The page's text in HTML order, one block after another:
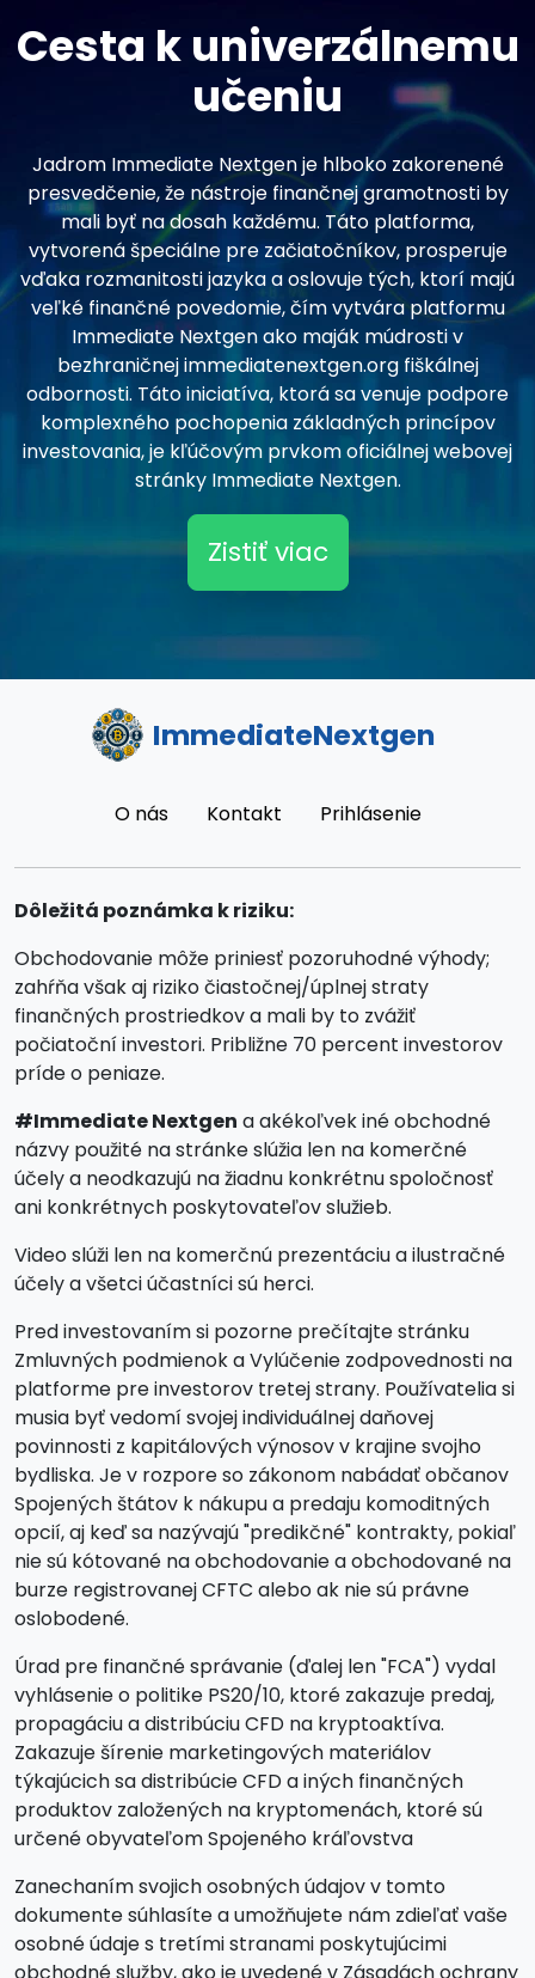
Cesta k univerzálnemu
učeniu
Jadrom Immediate Nextgen je hlboko zakorenené
presvedčenie, že nástroje finančnej gramotnosti by
mali byť na dosah každému. Táto platforma,
vytvorená špeciálne pre začiatočníkov, prosperuje
vďaka rozmanitosti jazyka a oslovuje tých, ktorí majú
veľké finančné povedomie, čím vytvára platformu
Immediate Nextgen ako maják múdrosti v
bezhraničnej immediatenextgen.org fiškálnej
odbornosti. Táto iniciatíva, ktorá sa venuje podpore
komplexného pochopenia základných princípov
investovania, je kľúčovým prvkom oficiálnej webovej
stránky Immediate Nextgen.
Zistiť viac
ImmediateNextgen
O nás Kontakt Prihlásenie
Dôležitá poznámka k riziku:
Obchodovanie môže priniesť pozoruhodné výhody;
zahŕňa však aj riziko čiastočnej/úplnej straty
finančných prostriedkov a mali by to zvážiť
počiatoční investori. Približne 70 percent investorov
príde o peniaze.
#Immediate Nextgen a akékoľvek iné obchodné
názvy použité na stránke slúžia len na komerčné
účely a neodkazujú na žiadnu konkrétnu spoločnosť
ani konkrétnych poskytovateľov služieb.
Video slúži len na komerčnú prezentáciu a ilustračné
účely a všetci účastníci sú herci.
Pred investovaním si pozorne prečítajte stránku
Zmluvných podmienok a Vylúčenie zodpovednosti na
platforme pre investorov tretej strany. Používatelia si
musia byť vedomí svojej individuálnej daňovej
povinnosti z kapitálových výnosov v krajine svojho
bydliska. Je v rozpore so zákonom nabádať občanov
Spojených štátov k nákupu a predaju komoditných
opcií, aj keď sa nazývajú "predikčné" kontrakty, pokiaľ
nie sú kótované na obchodovanie a obchodované na
burze registrovanej CFTC alebo ak nie sú právne
oslobodené.
Úrad pre finančné správanie (ďalej len "FCA") vydal
vyhlásenie o politike PS20/10, ktoré zakazuje predaj,
propagáciu a distribúciu CFD na kryptoaktíva.
Zakazuje šírenie marketingových materiálov
týkajúcich sa distribúcie CFD a iných finančných
produktov založených na kryptomenách, ktoré sú
určené obyvateľom Spojeného kráľovstva
Zanechaním svojich osobných údajov v tomto
dokumente súhlasíte a umožňujete nám zdieľať vaše
osobné údaje s tretími stranami poskytujúcimi
obchodné služby, ako je uvedené v Zásadách ochrany